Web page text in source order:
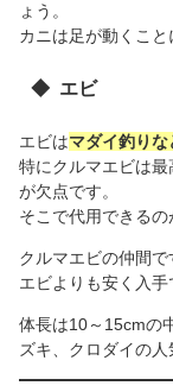
ょう。
カニは足が動くこと
エビ
エビはマダイ釣り
特にクルマエビは
が欠点です。
そこで代用できるの
クルマエビの仲間
エビよりも安く入手
体長は10～15cmの
ズキ、クロダイの人